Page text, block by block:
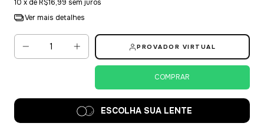
10 x deR$16,99 sem juros
Ver mais detalhes
PROVADOR VIRTUAL
ESCOLHA SUA LENTE